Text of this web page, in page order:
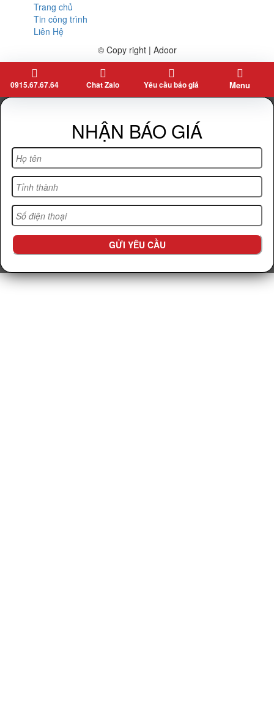
Trang chủ
Tin công trình
Liên Hệ
© Copy right | Adoor
0915.67.67.64 Chat Zalo Yêu cầu báo giá Menu
NHẬN BÁO GIÁ